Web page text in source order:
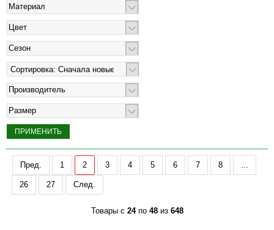
Материал
Цвет
Сезон
Производитель
Размер
Пред. 1 2 3 4 5 6 7 8 ...
26 27 След.
Товары с 24по 48из 648